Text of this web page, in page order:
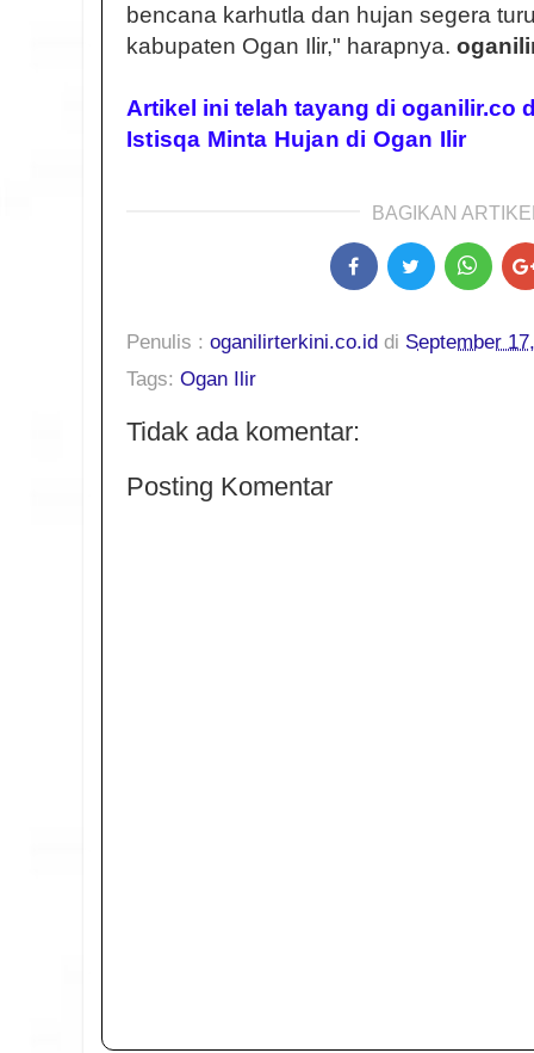
bencana karhutla dan hujan segera
kabupaten Ogan Ilir," harapnya.
Artikel ini telah tayang di oganilir.co
Istisqa Minta Hujan di Ogan Ilir
BAGIKAN
Penulis : oganilirterkini.co.id di September
Tags: Ogan Ilir
Tidak ada komentar:
Posting Komentar